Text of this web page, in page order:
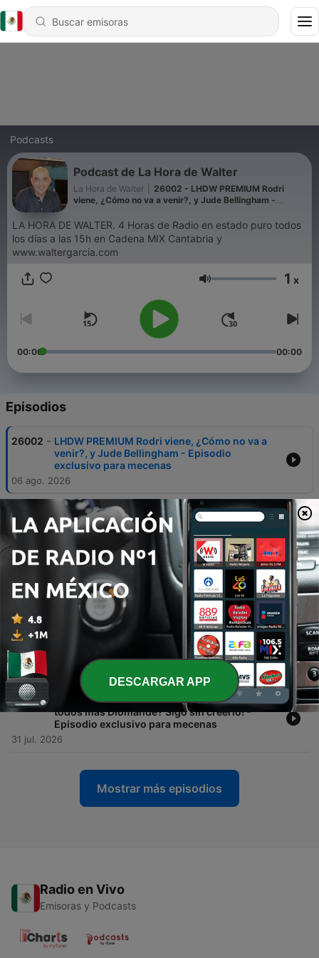
Podcasts
Podcast de La Hora de Walter
La Hora de Walter
26002 - LHDW PREMIUM Rodri
viene, ¿Cómo no va a venir?, y Jude Bellingham -
LA HORA DE WALTER. 4 Horas de Radio en estado puro todos
los días a las 15h en Cadena MIX Cantabria y
www.waltergarcia.com
Volumen 1 x
00:00 00:00
Episodios
26002 - LHDW PREMIUM Rodri viene, ¿Cómo no va a
venir?, y Jude Bellingham - Episodio
exclusivo para mecenas
06 ago. 2026
LHDW PREMIUM Coto Matamoros y el
mercado del Madrid - Episodio exclusivo para
mecenas
04 ago. 2026
LHDW PRMIUM El Racing se empieza a mover
- Episodio exclusivo para mecenas
25999 -
LHDW PREMIUM Charly y la frontera d
Marruecos - Episodio exclusivo para
mecenas
02 ago. 2026
25998 -
LHDW PREMIUM Confirmado Espí ¿Siguen
todos mas Diomande? Sigo sin creerlo! -
Episodio exclusivo para mecenas
31 jul. 2026
Mostrar más episodios
Radio en Vivo
Emisoras y Podcasts
DESCARGAR APP